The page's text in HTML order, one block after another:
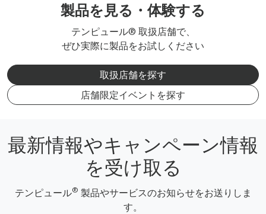
製品を見る・体験する
テンピュール® 取扱店舗で、
ぜひ実際に製品をお試しください
取扱店舗を探す
店舗限定イベントを探す
最新情報やキャンペーン情報
を受け取る
テンピュール® 製品やサービスのお知らせをお送りしま
す。